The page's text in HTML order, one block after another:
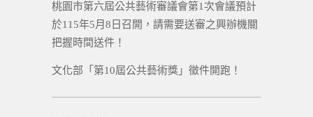
桃園市第六屆公共藝術審議會第1次會議預計
於115年5月8日召開，請需要送審之興辦機關
把握時間送件！
文化部「第10屆公共藝術獎」徵件開跑！